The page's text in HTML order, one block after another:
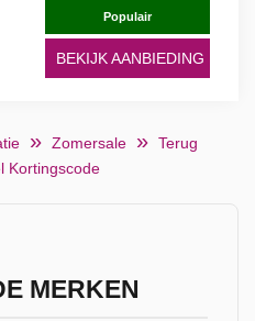
Populair
BEKIJK AANBIEDING
Zomersale
Terug
Kortingscode
MERKEN